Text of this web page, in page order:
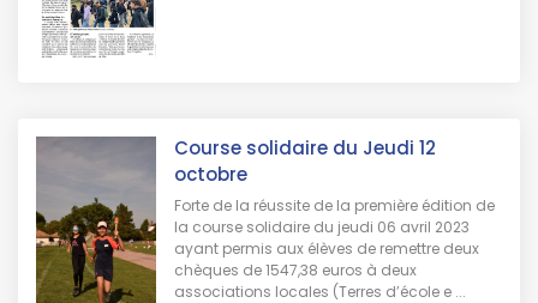
Course solidaire du Jeudi 12
octobre
Forte de la réussite de la première édition de
la course solidaire du jeudi 06 avril 2023
ayant permis aux élèves de remettre deux
chèques de 1547,38 euros à deux
associations locales (Terres d’école e ...